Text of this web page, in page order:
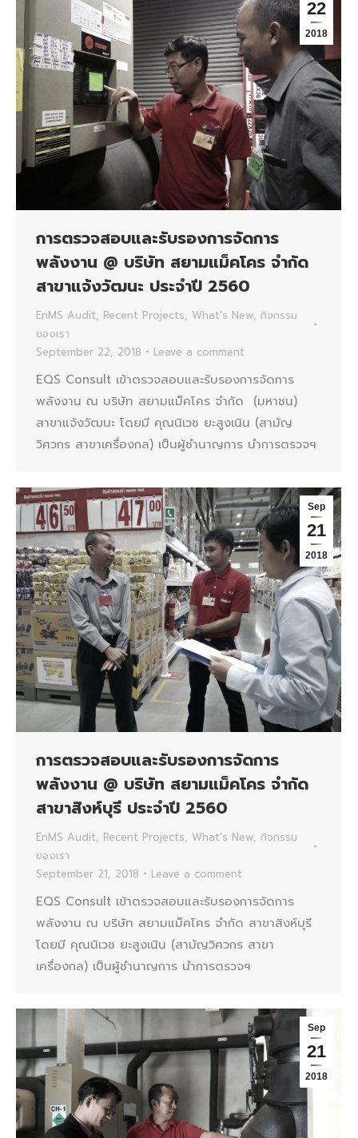
22
2018
การตรวจสอบและรับรองการจัดการ
พลังงาน @ บริษัท สยามแม็คโคร จำกัด
สาขาแจ้งวัฒนะ ประจำปี 2560
EnMS Audit, Recent Projects, What's New, กิจกรรม
ของเรา
September 22, 2018
Leave a comment
EQS Consult เข้าตรวจสอบและรับรองการจัดการ
พลังงาน ณ บริษัท สยามแม็คโคร จำกัด (มหาชน)
สาขาแจ้งวัฒนะ โดยมี คุณนิเวช ยะสูงเนิน (สามัญ
วิศวกร สาขาเครื่องกล) เป็นผู้ชำนาญการ นำการตรวจฯ
Sep
21
2018
การตรวจสอบและรับรองการจัดการ
พลังงาน @ บริษัท สยามแม็คโคร จำกัด
สาขาสิงห์บุรี ประจำปี 2560
EnMS Audit, Recent Projects, What's New, กิจกรรม
ของเรา
September 21, 2018
Leave a comment
EQS Consult เข้าตรวจสอบและรับรองการจัดการ
พลังงาน ณ บริษัท สยามแม็คโคร จำกัด สาขาสิงห์บุรี
โดยมี คุณนิเวช ยะสูงเนิน (สามัญวิศวกร สาขา
เครื่องกล) เป็นผู้ชำนาญการ นำการตรวจฯ
Sep
21
2018